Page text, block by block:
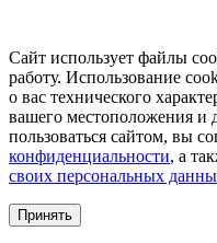
Сайт использует файлы
работу. Использование
о вас технического
вашего местоположения
пользоваться сайтом, вы
конфиденциальности, а
своих персональных
Принять